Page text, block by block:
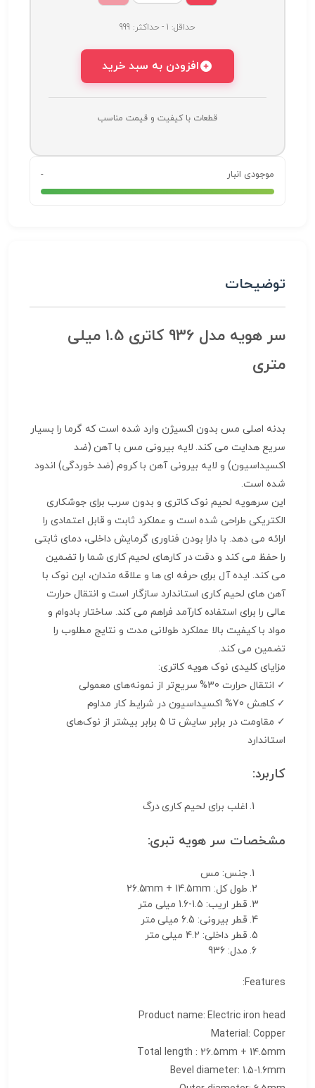
حداقل: 1 - حداکثر: 999
افزودن به سبد خرید
قطعات با کیفیت و قیمت مناسب
موجودی انبار -
توضیحات
سر هویه مدل 936 کاتری 1.5 میلی
متری
بدنه اصلی مس بدون اکسیژن وارد شده است که گرما را بسیار
سریع هدایت می کند. لایه بیرونی مس با آهن (ضد
اکسیداسیون) و لایه بیرونی آهن با کروم (ضد خوردگی) اندود
شده است.
این سرهویه لحیم نوک کاتری و بدون سرب برای جوشکاری
الکتریکی طراحی شده است و عملکرد ثابت و قابل اعتمادی را
ارائه می دهد. با دارا بودن فناوری گرمایش داخلی، دمای ثابتی
را حفظ می کند و دقت در کارهای لحیم کاری شما را تضمین
می کند. ایده آل برای حرفه ای ها و علاقه مندان، این نوک با
آهن های لحیم کاری استاندارد سازگار است و انتقال حرارت
عالی را برای استفاده کارآمد فراهم می کند. ساختار بادوام و
مواد با کیفیت بالا عملکرد طولانی مدت و نتایج مطلوب را
تضمین می کند.
مزایای کلیدی نوک هویه کاتری:
✓ انتقال حرارت 30% سریع‌تر از نمونه‌های معمولی
✓ کاهش 70% اکسیداسیون در شرایط کار مداوم
✓ مقاومت در برابر سایش تا 5 برابر بیشتر از نوک‌های
استاندارد
کاربرد:
اغلب برای لحیم کاری درگ
مشخصات سر هویه تبری:
جنس: مس
طول کل: 26.5mm + 14.5mm
قطر اریب: 1.5-1.6 میلی متر
قطر بیرونی: 6.5 میلی متر
قطر داخلی: 4.2 میلی متر
مدل: 936
Features:
Product name: Electric iron head
Material: Copper
Total length : 26.5mm + 14.5mm
Bevel diameter: 1.5-1.6mm